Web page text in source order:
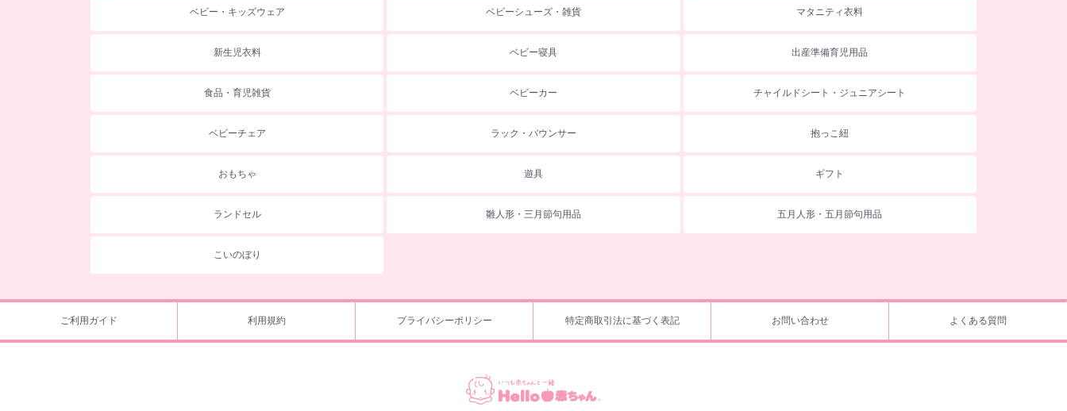
ベビー・キッズウェア ベビーシューズ・雑貨 マタニティ衣料
新生児衣料 ベビー寝具 出産準備育児用品
食品・育児雑貨 ベビーカー チャイルドシート・ジュニアシート
ベビーチェア ラック・バウンサー 抱っこ紐
おもちゃ 遊具 ギフト
ランドセル 雛人形・三月節句用品 五月人形・五月節句用品
こいのぼり
ご利用ガイド 利用規約 プライバシーポリシー 特定商取引法に基づく表記 お問い合わせ よくある質問